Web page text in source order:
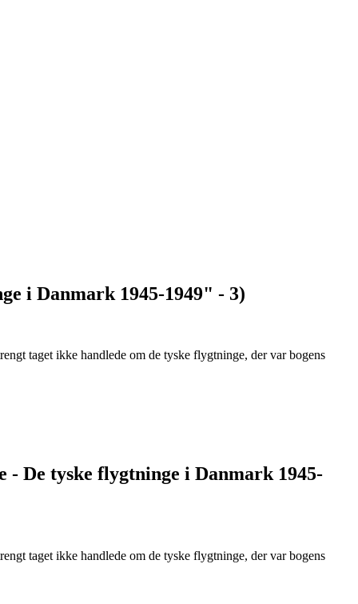
i Danmark 1945-1949" - 3)
taget ikke handlede om de tyske flygtninge, der var bogens
De tyske flygtninge i Danmark 1945-
taget ikke handlede om de tyske flygtninge, der var bogens